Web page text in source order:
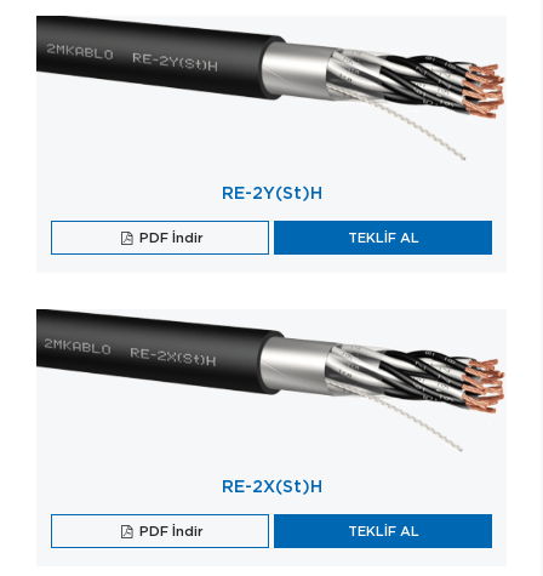
RE-2Y(St)H
PDF İndir TEKLİF AL
RE-2X(St)H
PDF İndir TEKLİF AL